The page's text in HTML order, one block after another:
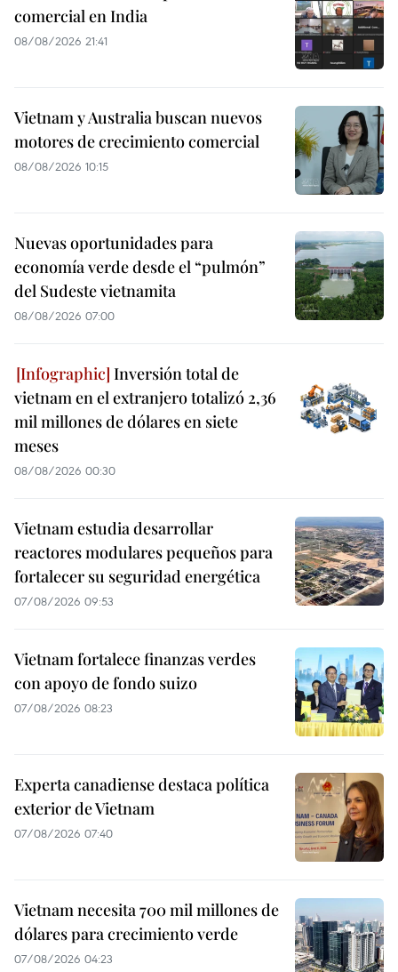
comercial en India
08/08/2026 21:41
Vietnam y Australia buscan nuevos
motores de crecimiento comercial
08/08/2026 10:15
Nuevas oportunidades para
economía verde desde el “pulmón”
del Sudeste vietnamita
08/08/2026 07:00
Inversión total de
vietnam en el extranjero totalizó 2,36
mil millones de dólares en siete
meses
08/08/2026 00:30
Vietnam estudia desarrollar
reactores modulares pequeños para
fortalecer su seguridad energética
07/08/2026 09:53
Vietnam fortalece finanzas verdes
con apoyo de fondo suizo
07/08/2026 08:23
Experta canadiense destaca política
exterior de Vietnam
07/08/2026 07:40
Vietnam necesita 700 mil millones de
dólares para crecimiento verde
07/08/2026 04:23